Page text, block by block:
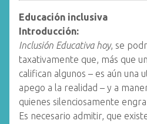
Educación inclusiva
Introducción:
Inclusión Educativa hoy, se
taxativamente que, más que
califican algunos – es aún una
apego a la realidad – y a
quienes silenciosamente
Es necesario admitir, que